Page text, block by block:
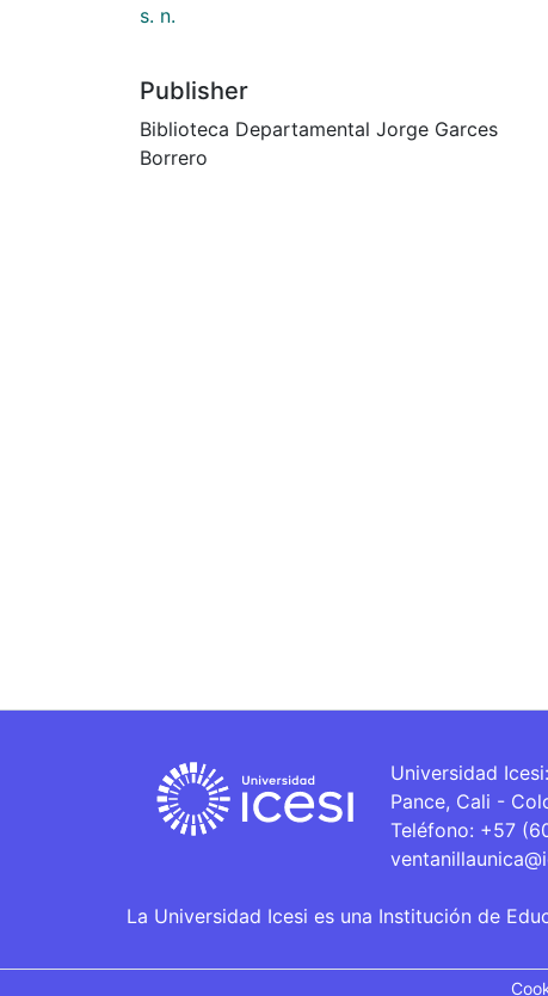
s. n.
Publisher
Biblioteca Departamental Jorge Garces
Borrero
Universidad
Pance, Cali -
Teléfono: +57
La Universidad Icesi es una Institución de